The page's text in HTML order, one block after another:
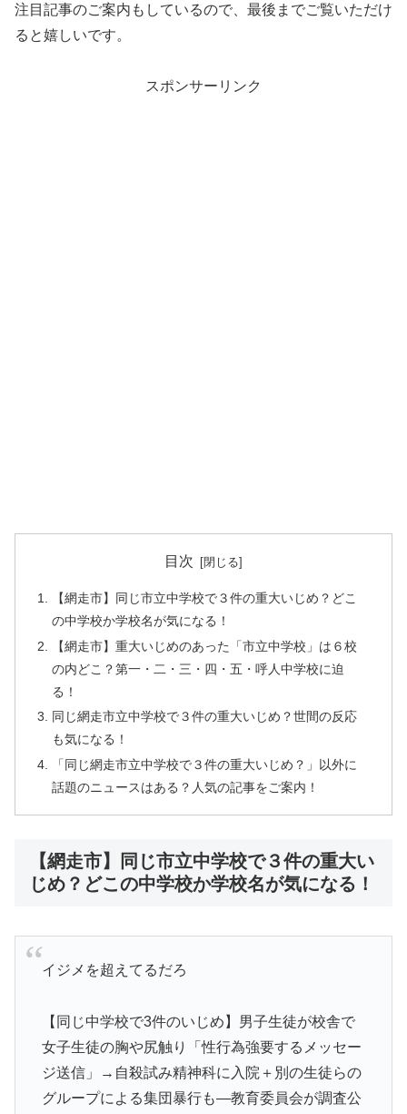
注目記事のご案内もしているので、最後までご覧いただけ
ると嬉しいです。
スポンサーリンク
目次
【網走市】同じ市立中学校で３件の重大いじめ？どこ
の中学校か学校名が気になる！
【網走市】重大いじめのあった「市立中学校」は６校
の内どこ？第一・二・三・四・五・呼人中学校に迫
る！
同じ網走市立中学校で３件の重大いじめ？世間の反応
も気になる！
「同じ網走市立中学校で３件の重大いじめ？」以外に
話題のニュースはある？人気の記事をご案内！
【網走市】同じ市立中学校で３件の重大い
じめ？どこの中学校か学校名が気になる！
イジメを超えてるだろ
【同じ中学校で3件のいじめ】男子生徒が校舎で
女子生徒の胸や尻触り「性行為強要するメッセー
ジ送信」→自殺試み精神科に入院＋別の生徒らの
グループによる集団暴行も―教育委員会が調査公